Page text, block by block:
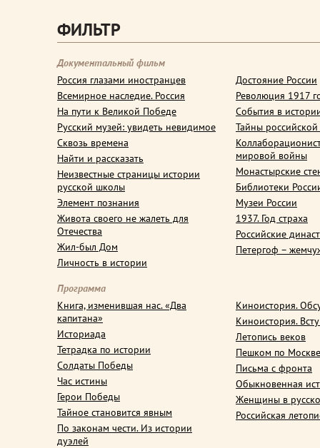
ФИЛЬТР
Документальный фильм
Россия глазами иностранцев
Всемирное наследие. Россия
На пути к Великой Победе
Русский музей: увидеть невидимое
Сквозь времена
Найти и рассказать
Неизвестные страницы истории
русской школы
Элемент познания
Живота своего не жалеть для
Отечества
Жил-был Дом
Личность в истории
Достояние России
Революция 1917
События в
Тайны
мировой войны
Монастырские
Библиотеки
Музеи России
1937. Год страха
Российские
Петергоф –
Программа
Книга, изменившая нас. «Два
капитана»
Историада
Тетрадка по истории
Солдаты Победы
Час истины
Герои Победы
Тайное становится явным
По законам чести. Из истории
дуэлей
Киноистория.
Киноистория.
Летопись веков
Пешком по Москве
Письма с фронта
Обыкновенная
Женщины в
Российская